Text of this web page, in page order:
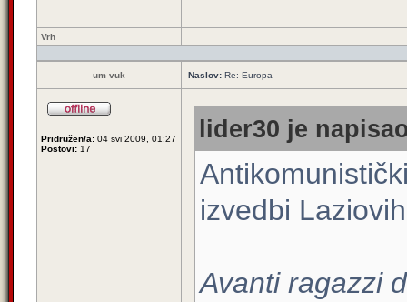
Vrh
um vuk Naslov: Re: Europa
Pridružen/a: 04 svi 2009, 01:27
Postovi: 17
lider30 je
izvedbi
Avanti ragazzi